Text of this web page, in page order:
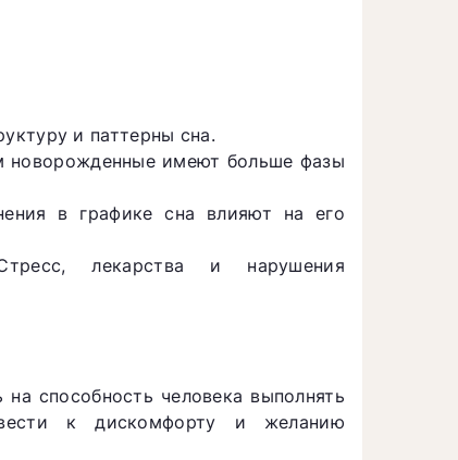
и паттерны сна.
новорожденные имеют больше фазы
в графике сна влияют на его
лекарства и нарушения
способность человека выполнять
к дискомфорту и желанию